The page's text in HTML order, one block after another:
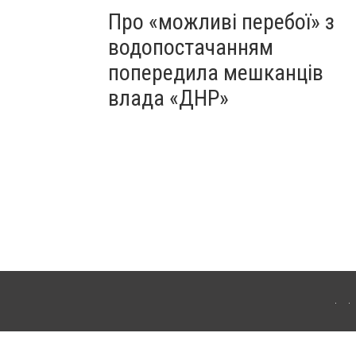
Про «можливі перебої» з
водопостачанням
попередила мешканців
влада «ДНР»